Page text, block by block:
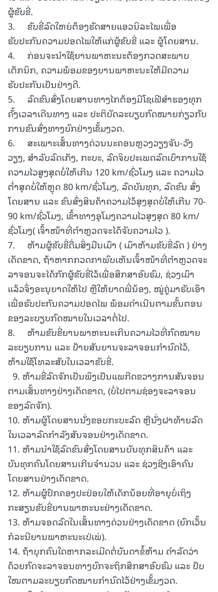
ຜູ້ຂັບຂີ່.
3. ຂັບຂີ່ລົດໃຫຍ່ຕ້ອງຮັດສາຍແອວນິລະໄພເພື່ອ
ຮັບປະກັນຄວາມປອດໄພໃຫ້ແກ່ຜູ້ຂັບຂີ່ ແລະ ຜູ້ໂດຍສານ.
4. ກ່ອນຈະນຳໃຊ້ຍານພາຫະນະຕ້ອງກວດສະພາບ
ເຕັກນິກ, ຄວາມພ້ອມຂອງຍານພາຫະນະໃຫ້ມີຄວາມ
ຮັບປະກັນເປັນຢ່າງດີ.
5. ລົດຂົນສົ່ງໂດຍສານທາງໄກຕ້ອງມີໂຊເຟີສຳຮອງທຸກ
ຄັ້ງເວລາເດີນທາງ ແລະ ປະຕິບັດລະບຽບກົດໝາຍກ່ຽວກັບ
ການຂົນສົ່ງທາງບົກຢ່າງເຂັ້ມງວດ.
6. ສະເພາະເສັ້ນທາງດ່ວນນະຄອນຫຼວງວຽງຈັນ-ວັງ
ວຽງ, ສໍາລັບລົດເກັງ, ກະບະ, ລົດຈິບປະເພດລົດເບົາການໃຊ້
ຄວາມໄວສູງສຸດບໍ່ໃຫ້ເກີນ 120 km/ຊົ່ວໂມງ ແລະ ຄວາມໄວ
ຕໍ່າສຸດບໍ່ໃຫ້ຫຼຸດ 80 km/ຊົ່ວໂມງ, ລົດບັນທຸກ, ລົດຂົນ ສົ່ງ
ໂດຍສານ ແລະ ຂົນສົ່ງສິນຄ້າຄວາມໄວ້ສຸງສຸດບໍ່ໃຫ້ເກີນ 70-
90 km/ຊົ່ວໂມງ, ເຂົ້າທາງອຸໂມງຄວາມໄວສຸງສຸດ 80 km/
ຊົ່ວໂມງ( ເຈົ້າໜ້າທີ່ຕໍາຫຼວດຈະໄດ້ຈັບຄວາມໄວ ).
7. ຫ້າມຜູ້ຂັບຂີ່ດື່ມສິ່ງມືນເມົາ ( ເມົາຫ້າມຂັບຂີ່ລົດ ) ຢ່າງ
ເດັດຂາດ, ຖ້າຫາກກວດກາພົບເຫັນເຈົ້າໜ້າທີ່ຕໍາຫຼວດຈະ
ລາຈອນຈະໄດ້ກັກຜູ້ຂັບຂີ່ໄວ້ເພື່ອສຶກສາອົບຮົມ, ຊ່ວງເມົາ
ແລ້ວຈຶ່ງອະນຸຍາດໃຫ້ໄປ ຫຼືໃຫ້ຍາດພີ່ນ້ອງ, ໝູ່ຄູ່ມາຮັບເອົາ
ເພື່ອຮັບປະກັນຄວາມປອດໄພ ພ້ອມດໍາເນີນຕາມຂັ້ນຕອນ
ຂອງລະບຽບກົດໝາຍໃນເວລາຕໍ່ໄປ.
8. ຫ້າມຂັບຂີ່ຍານພາຫະນະເກີນຄວາມໄວທີ່ກົດໝາຍ
ລະບຽບການ ແລະ ປ້າຍສັນຍານຈະລາຈອນກໍານົດໄວ້,
ຫ້າມໃຊ້ໂທລະສັບໃນເວລາຂັບຂີ່.
9. ຫ້າມຂີ່ລົດຈັກເປັນພຶງເປັນແພກີດຂວາງການສັນຈອນ
ຕາມເສັ້ນທາງຢ່າງເດັດຂາດ, (ບໍ່ໄປຕາມຊ່ອງຈະລາຈອນ
ຂອງລົດຈັກ).
10. ຫ້າມຜູ້ໂດຍສານນັ່ງຂອບກະບະລົດ ຫຼືນັ່ງຝາທ້າຍລົດ
ໃນເວລາລົດກໍາລັງສັນຈອນຢ່າງເດັດຂາດ.
11. ຫ້າມນຳໃຊ້ລົດຂົນສົ່ງໂດຍສານບັນທຸກສິນຄ້າ ແລະ
ບັນທຸກຄົນໂດຍສານເກີນຈໍານວນ ແລະ ຊ່ວງຊີງເອົາຄົນ
ໂດຍສານຢ່າງເດັດຂາດ.
12. ຫ້າມຜູ້ປົກຄອງປະປ່ອຍໃຫ້ເດັກນ້ອຍທີ່ອາຍຸບໍ່ເຖິງ
ກະສຽນຂັບຂີ່ຍານພາຫະນະຢ່າງເດັດຂາດ.
13. ຫ້າມຈອດລົດໃນເສັ້ນທາງດ່ວນຢ່າງເດັດຂາດ (ຍົກເວັ້ນ
ກໍລະນີຍານພາຫະນະເປ່ເພ່).
14. ຖ້າບຸກຄົນໃດຫາກລະເມີດຕໍ່ບັນດາຂໍ້ຫ້າມ ດໍາລັດວ່າ
ດ້ວຍກົດຈະລາຈອນທາງບົກຈະຖຶກສຶກສາອົບຮົມ ແລະ ປັບ
ໃໝຕາມລະບຽບກົດໝາຍກໍານົດໄວ້ຢ່າງເຂັ້ມງວດ.